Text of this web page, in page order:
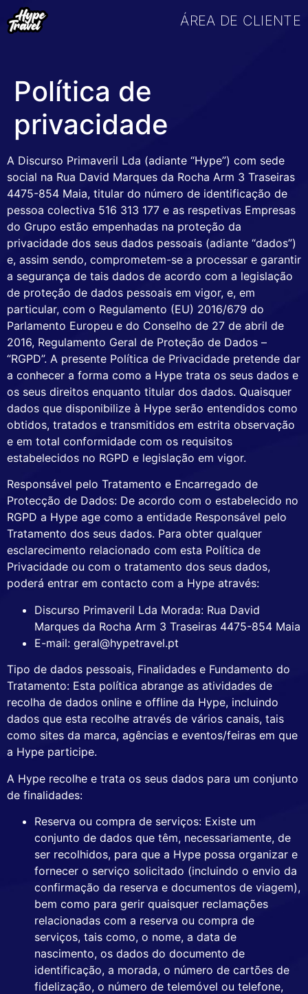
ÁREA DE CLIENTE
Política de
privacidade
A Discurso Primaveril Lda (adiante “Hype”) com sede
social na Rua David Marques da Rocha Arm 3 Traseiras
4475-854 Maia, titular do número de identificação de
pessoa colectiva 516 313 177 e as respetivas Empresas
do Grupo estão empenhadas na proteção da
privacidade dos seus dados pessoais (adiante “dados”)
e, assim sendo, comprometem-se a processar e garantir
a segurança de tais dados de acordo com a legislação
de proteção de dados pessoais em vigor, e, em
particular, com o Regulamento (EU) 2016/679 do
Parlamento Europeu e do Conselho de 27 de abril de
2016, Regulamento Geral de Proteção de Dados –
“RGPD”. A presente Política de Privacidade pretende dar
a conhecer a forma como a Hype trata os seus dados e
os seus direitos enquanto titular dos dados. Quaisquer
dados que disponibilize à Hype serão entendidos como
obtidos, tratados e transmitidos em estrita observação
e em total conformidade com os requisitos
estabelecidos no RGPD e legislação em vigor.
Responsável pelo Tratamento e Encarregado de
Protecção de Dados: De acordo com o estabelecido no
RGPD a Hype age como a entidade Responsável pelo
Tratamento dos seus dados. Para obter qualquer
esclarecimento relacionado com esta Política de
Privacidade ou com o tratamento dos seus dados,
poderá entrar em contacto com a Hype através:
Discurso Primaveril Lda Morada: Rua David
Marques da Rocha Arm 3 Traseiras 4475-854 Maia
E-mail: geral@hypetravel.pt
Tipo de dados pessoais, Finalidades e Fundamento do
Tratamento: Esta política abrange as atividades de
recolha de dados online e offline da Hype, incluindo
dados que esta recolhe através de vários canais, tais
como sites da marca, agências e eventos/feiras em que
a Hype participe.
A Hype recolhe e trata os seus dados para um conjunto
de finalidades:
Reserva ou compra de serviços: Existe um
conjunto de dados que têm, necessariamente, de
ser recolhidos, para que a Hype possa organizar e
fornecer o serviço solicitado (incluindo o envio da
confirmação da reserva e documentos de viagem),
bem como para gerir quaisquer reclamações
relacionadas com a reserva ou compra de
serviços, tais como, o nome, a data de
nascimento, os dados do documento de
identificação, a morada, o número de cartões de
fidelização, o número de telemóvel ou telefone,